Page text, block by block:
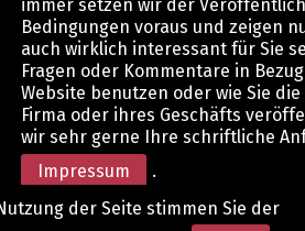
immer setzen wir der
Bedingungen voraus und zeigen
auch wirklich interessant für Sie
Fragen oder Kommentare in
Website benutzen oder wie Sie
Firma oder ihres Geschäfts
wir sehr gerne Ihre schriftliche
Impressum
.
der Seite stimmen Sie der